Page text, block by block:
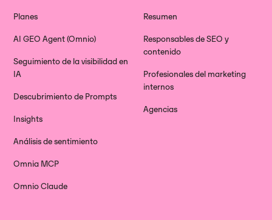
Planes
AI GEO Agent (Omnio)
Seguimiento de la visibilidad en
IA
Descubrimiento de Prompts
Insights
Análisis de sentimiento
Omnia MCP
Omnio Claude
Resumen
Responsables de SEO y
contenido
Profesionales del marketing
internos
Agencias